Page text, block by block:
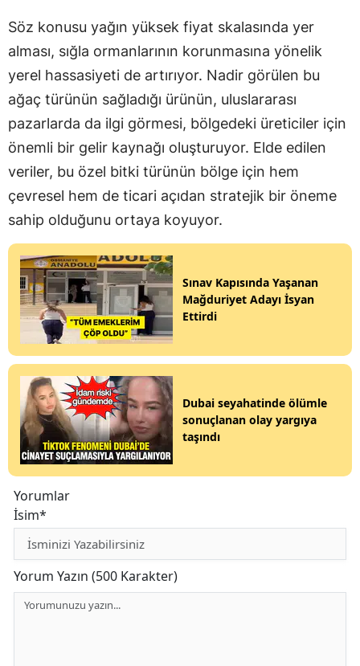
Söz konusu yağın yüksek fiyat skalasında yer
alması, sığla ormanlarının korunmasına yönelik
yerel hassasiyeti de artırıyor. Nadir görülen bu
ağaç türünün sağladığı ürünün, uluslararası
pazarlarda da ilgi görmesi, bölgedeki üreticiler için
önemli bir gelir kaynağı oluşturuyor. Elde edilen
veriler, bu özel bitki türünün bölge için hem
çevresel hem de ticari açıdan stratejik bir öneme
sahip olduğunu ortaya koyuyor.
Sınav Kapısında Yaşanan
Mağduriyet Adayı İsyan
Ettirdi
Dubai seyahatinde ölümle
sonuçlanan olay yargıya
taşındı
Yorumlar
İsim*
Yorum Yazın (500 Karakter)